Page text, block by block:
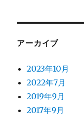
アーカイブ
2023年10月
2022年7月
2019年9月
2017年9月